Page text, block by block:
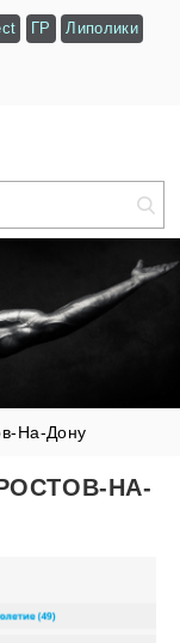
ГР Липолики
На-Дону
НА-